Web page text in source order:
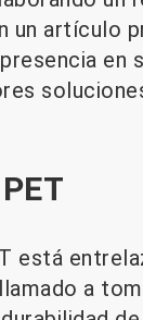
un artículo
en
está
a